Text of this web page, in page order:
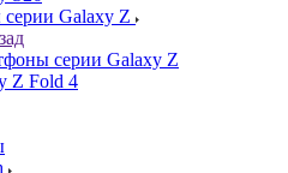
Galaxy Z
серии Galaxy Z
Z Fold 4